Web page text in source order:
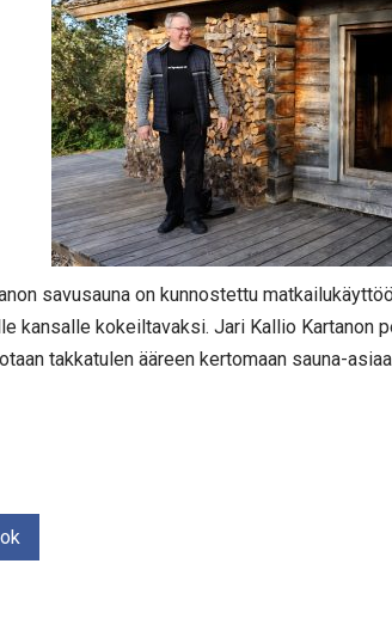
savusauna on kunnostettu
kansalle kokeiltavaksi. Jari Kallio Kartanon
takkatulen ääreen kertomaan sauna-